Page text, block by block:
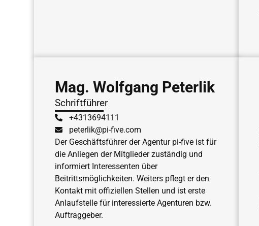
Mag. Wolfgang Peterlik
Schriftführer
+4313694111
peterlik@pi-five.com
Der Geschäftsführer der Agentur pi-five ist für
die Anliegen der Mitglieder zuständig und
informiert Interessenten über
Beitrittsmöglichkeiten. Weiters pflegt er den
Kontakt mit offiziellen Stellen und ist erste
Anlaufstelle für interessierte Agenturen bzw.
Auftraggeber.